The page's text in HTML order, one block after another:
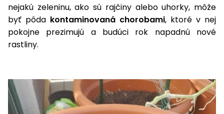
vysávače
na lístie
Záhradné
vozíky
Rozmetadlá
a posypové
betón
prístroje
Vykurovanie
nejakú zeleninu, ako sú rajčiny alebo uhorky, môže
byť pôda kontaminovaná chorobami, ktoré v nej
pokojne prezimujú a budúci rok napadnú nové
rastliny.